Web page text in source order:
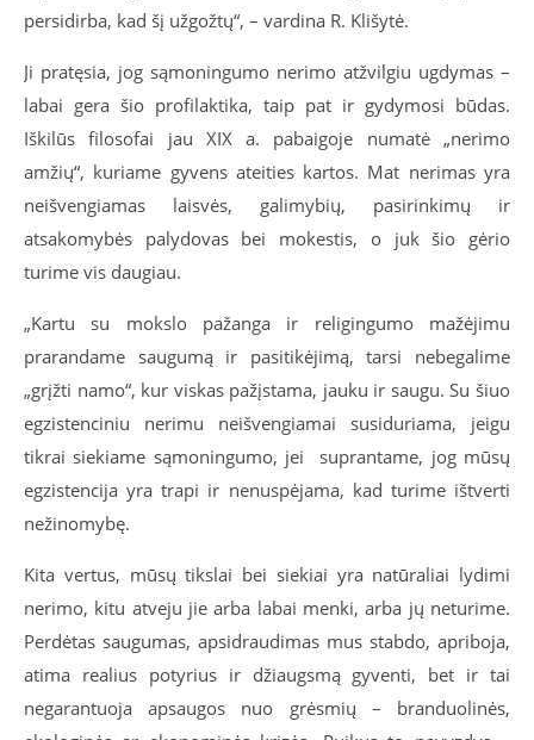
persidirba, kad šį užgožtų“, – vardina R. Klišytė.
Ji pratęsia, jog sąmoningumo nerimo atžvilgiu ugdymas –
labai gera šio profilaktika, taip pat ir gydymosi būdas.
Iškilūs filosofai jau XIX a. pabaigoje numatė „nerimo
amžių“, kuriame gyvens ateities kartos. Mat nerimas yra
neišvengiamas laisvės, galimybių, pasirinkimų ir
atsakomybės palydovas bei mokestis, o juk šio gėrio
turime vis daugiau.
„Kartu su mokslo pažanga ir religingumo mažėjimu
prarandame saugumą ir pasitikėjimą, tarsi nebegalime
„grįžti namo“, kur viskas pažįstama, jauku ir saugu. Su šiuo
egzistenciniu nerimu neišvengiamai susiduriama, jeigu
tikrai siekiame sąmoningumo, jei suprantame, jog mūsų
egzistencija yra trapi ir nenuspėjama, kad turime ištverti
nežinomybę.
Kita vertus, mūsų tikslai bei siekiai yra natūraliai lydimi
nerimo, kitu atveju jie arba labai menki, arba jų neturime.
Perdėtas saugumas, apsidraudimas mus stabdo, apriboja,
atima realius potyrius ir džiaugsmą gyventi, bet ir tai
negarantuoja apsaugos nuo grėsmių – branduolinės,